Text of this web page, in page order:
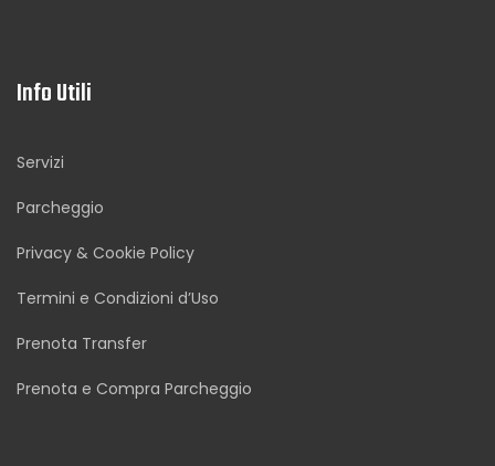
Info Utili
Servizi
Parcheggio
Privacy & Cookie Policy
Termini e Condizioni d’Uso
Prenota Transfer
Prenota e Compra Parcheggio